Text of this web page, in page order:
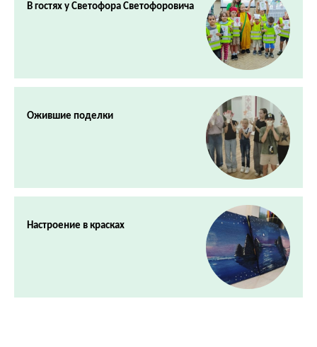
В гостях у Светофора Светофоровича
Ожившие поделки
Настроение в красках